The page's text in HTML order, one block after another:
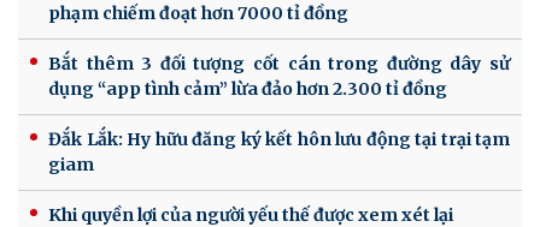
phạm chiếm đoạt hơn 7000 tỉ đồng
Bắt thêm 3 đối tượng cốt cán trong đường dây sử
dụng “app tình cảm” lừa đảo hơn 2.300 tỉ đồng
Đắk Lắk: Hy hữu đăng ký kết hôn lưu động tại trại tạm
giam
Khi quyền lợi của người yếu thế được xem xét lại